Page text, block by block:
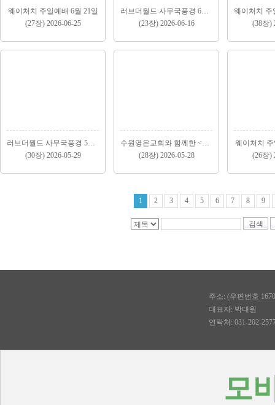
웨이처치 주일예배 6월 21일
(27장) 2026-06-25
러브더월드 사무국풍경 6월(1)
(23장) 2026-06-16
(38장)
러브더월드 사무국풍경 5월(2)
(30장) 2026-05-29
수원영은교회와 함께한 <안성팜랜드 봄소풍> 5월 23..
(28장) 2026-05-28
웨이처치
(26장)
1 2 3 4 5 6 7 8 9
검색
주소: (우편번호
대표자: 박대원
연락처: 031-202-
모